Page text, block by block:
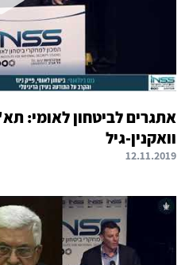
אתגרים לביטחון לאומי:
וואקנין-גיל
12.11.2019